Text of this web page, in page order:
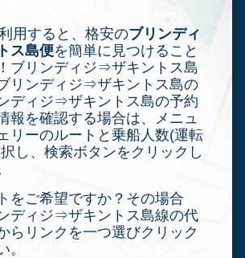
用すると、格安のブリンディ
ス島便を簡単に見つけること
ブリンディジ⇒ザキントス島
リンディジ⇒ザキントス島の
ディジ⇒ザキントス島の予約
報を確認する場合は、メニュ
リーのルートと乗船人数(運転
し、検索ボタンをクリックし
をご希望ですか？その場合
ディジ⇒ザキントス島線の代
らリンクを一つ選びクリック
。